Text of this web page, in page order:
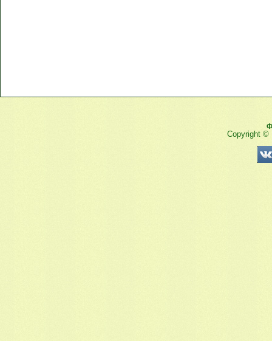
Copyright ©